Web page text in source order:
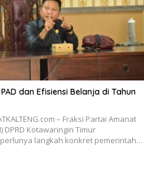
dan Efisiensi Belanja di Tahun
– Fraksi Partai Amanat
DPRD Kotawaringin Timur
langkah konkret pemerintah…